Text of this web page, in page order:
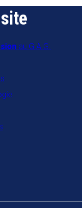
au G.A.G.